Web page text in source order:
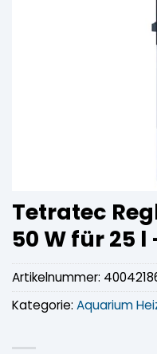
Tetratec
50 W für 25
Artikelnummer:
Kategorie: Aquarium